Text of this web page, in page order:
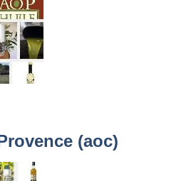
(aoc)